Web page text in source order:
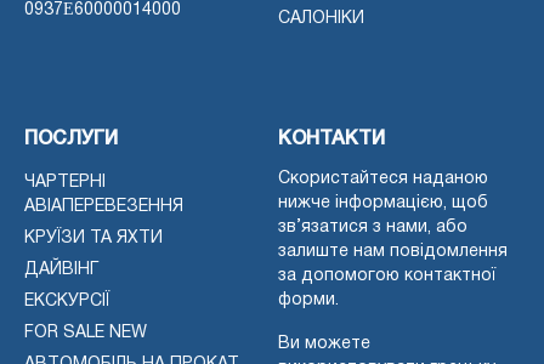
0937Ε60000014000
САЛОНІКИ
ПОСЛУГИ
ЧАРТЕРНІ
АВІАПЕРЕВЕЗЕННЯ
КРУЇЗИ ТА ЯХТИ
ДАЙВІНГ
ЕКСКУРСІЇ
FOR SALE NEW
КОНТАКТИ
Скористайтеся наданою
нижче інформацією, щоб
зв’язатися з нами, або
залиште нам повідомлення
за допомогою контактної
форми.
Ви можете